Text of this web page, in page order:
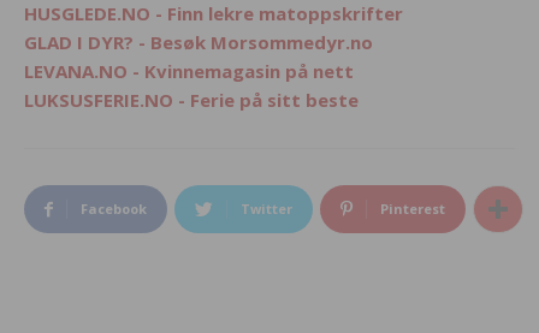
HUSGLEDE.NO - Finn lekre matoppskrifter
GLAD I DYR? - Besøk Morsommedyr.no
LEVANA.NO - Kvinnemagasin på nett
LUKSUSFERIE.NO - Ferie på sitt beste
Facebook Twitter Pinterest